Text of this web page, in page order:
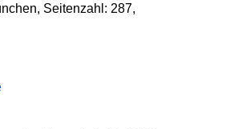
Seitenzahl: 287,